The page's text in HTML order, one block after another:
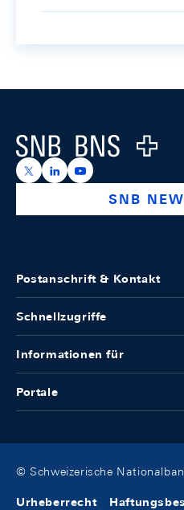
Logo
https://x.com/snb_bns
https://https://
SNB
Postanschrift & Kontakt
Schnellzugriffe
Informationen für
Portale
© Schweizerische
Urheberrecht